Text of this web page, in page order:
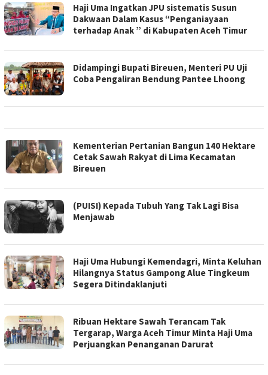
ZONAMEDIA.CO
Haji Uma Ingatkan JPU sistematis Susun
Dakwaan Dalam Kasus “Penganiayaan
terhadap Anak ” di Kabupaten Aceh Timur
Didampingi Bupati Bireuen, Menteri PU Uji
Coba Pengaliran Bendung Pantee Lhoong
Kementerian Pertanian Bangun 140 Hektare
Cetak Sawah Rakyat di Lima Kecamatan
Bireuen
(PUISI) Kepada Tubuh Yang Tak Lagi Bisa
Menjawab
Haji Uma Hubungi Kemendagri, Minta Keluhan
Hilangnya Status Gampong Alue Tingkeum
Segera Ditindaklanjuti
Ribuan Hektare Sawah Terancam Tak
Tergarap, Warga Aceh Timur Minta Haji Uma
Perjuangkan Penanganan Darurat